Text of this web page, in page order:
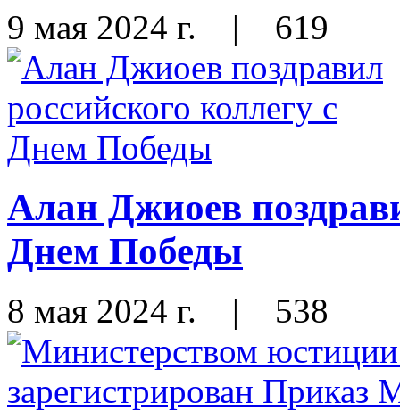
9 мая 2024 г. | 619
Алан Джиоев
Днем Победы
8 мая 2024 г. | 538